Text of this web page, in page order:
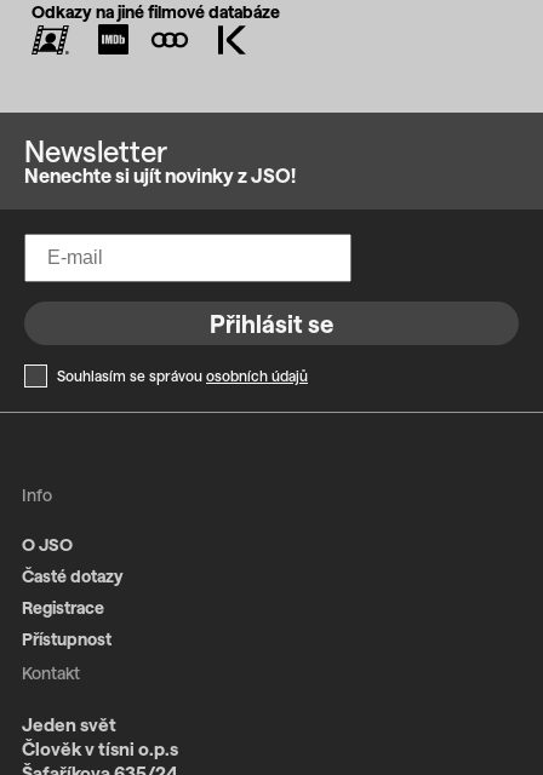
Odkazy na jiné filmové databáze
Newsletter
Nenechte si ujít novinky z JSO!
Přihlásit se
Souhlasím se správou osobních údajů
Info
O JSO
Časté dotazy
Registrace
Přístupnost
Kontakt
Jeden svět
Člověk v tísni o.p.s